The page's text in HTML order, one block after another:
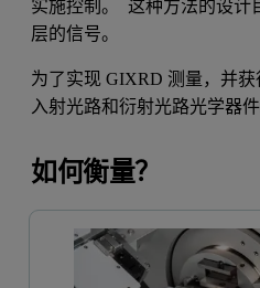
实施控制。 这种方法的设计
层的信号。
为了实现 GIXRD 测量，并
入射光路和衍射光路光学器件
如何衡量？